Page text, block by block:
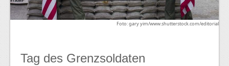
Foto: gary yim/www.shutterstock.com/editorial
Tag des Grenzsoldaten